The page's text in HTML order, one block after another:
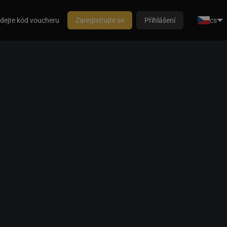
kód voucheru Zaregistrujte se Přihlášení cs